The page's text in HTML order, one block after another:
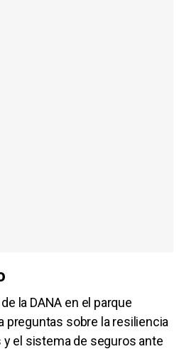
la DANA en el parque
preguntas sobre la resiliencia
el sistema de seguros ante